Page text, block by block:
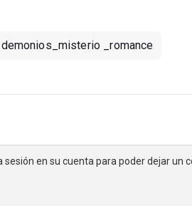
_romance
sesión en su cuenta para poder dejar un